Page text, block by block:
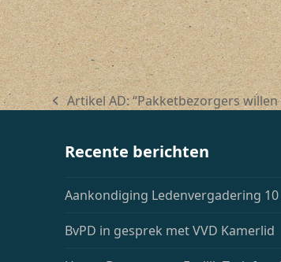
previous
Artikel AD: “Pakketbezorgers
Recente berichten
Aankondiging Ledenvergadering
BvPD in gesprek met VVD Kamerlid